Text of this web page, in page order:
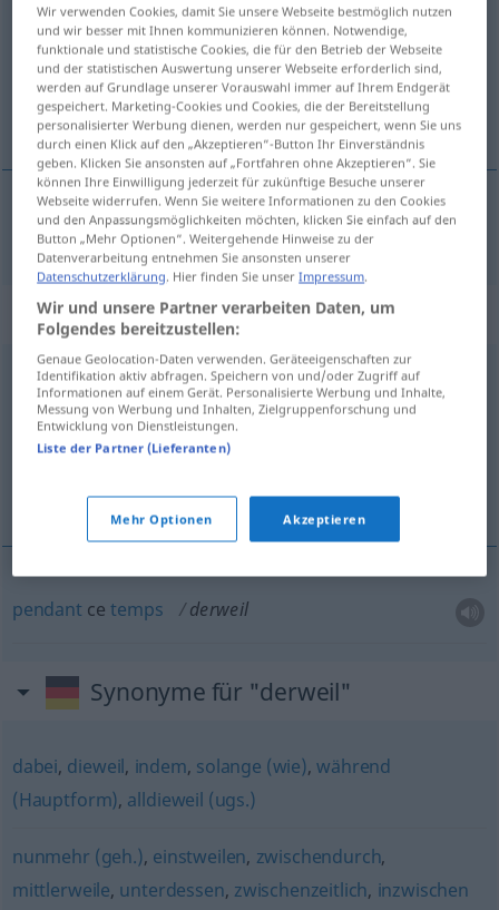
Übersicht aller Übersetzungen
(Für mehr Details die Übersetzung anklicken/antippen)
pendant que
pendantque derweil
„derweil“: Adverb
derweiladv GEH
Übersicht aller Übersetzungen
(Für mehr Details die Übersetzung anklicken/antippen)
pendant ce temps
pendant cetemps derweil
Synonyme für "derweil"
dabei, dieweil, indem, solange (wie),während
(Hauptform), alldieweil (ugs.)
nunmehr (geh.), einstweilen, zwischendurch,
mittlerweile, unterdessen, zwischenzeitlich, inzwischen
Wir verwenden Cookies, damit Sie unsere Webseite bestmöglich nutzen
und wir besser mit Ihnen kommunizieren können. Notwendige,
funktionale und statistische Cookies, die für den Betrieb der Webseite
und der statistischen Auswertung unserer Webseite erforderlich sind,
werden auf Grundlage unserer Vorauswahl immer auf Ihrem Endgerät
gespeichert. Marketing-Cookies und Cookies, die der Bereitstellung
personalisierter Werbung dienen, werden nur gespeichert, wenn Sie uns
durch einen Klick auf den „Akzeptieren“-Button Ihr Einverständnis
geben. Klicken Sie ansonsten auf „Fortfahren ohne Akzeptieren“. Sie
können Ihre Einwilligung jederzeit für zukünftige Besuche unserer
Webseite widerrufen. Wenn Sie weitere Informationen zu den Cookies
und den Anpassungsmöglichkeiten möchten, klicken Sie einfach auf den
Button „Mehr Optionen“. Weitergehende Hinweise zu der
Datenverarbeitung entnehmen Sie ansonsten unserer
Datenschutzerklärung . Hier finden Sie unserImpressum
Wir und unsere Partner verarbeiten Daten, um
Folgendes bereitzustellen:
Genaue Geolocation-Daten verwenden. Geräteeigenschaften zur
Identifikation aktiv abfragen. Speichern von und/oder Zugriff auf
Informationen auf einem Gerät. Personalisierte Werbung und Inhalte,
Messung von Werbung und Inhalten, Zielgruppenforschung und
Entwicklung von Dienstleistungen.
Liste der Partner (Lieferanten)
Mehr Optionen Akzeptieren